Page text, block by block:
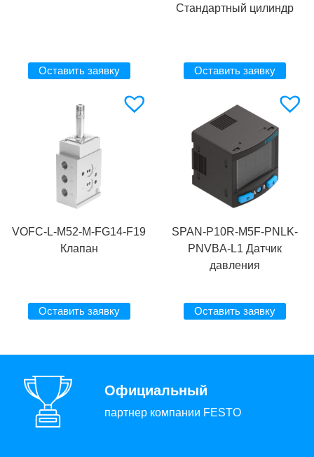
Оставить заявку
Стандартный цилиндр
Оставить заявку
VOFC-L-M52-M-FG14-F19
Клапан
Оставить заявку
SPAN-P10R-M5F-PNLK-
PNVBA-L1 Датчик
давления
Оставить заявку
Официальный
партнер компании FESTO